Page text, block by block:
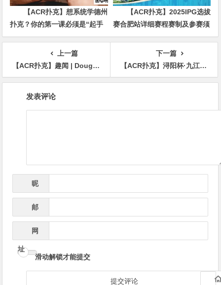
【ACR扑克】想系统学德州
扑克？你的第一课必须是“起手
牌范围”
【ACR扑克】2025IPG选拔
赛合肥站详细赛程赛制及参赛须
知发布（更新版）
上一篇
【ACR扑克】趣闻 | Doug Polk和Mike Matusow的单挑对决被提上了日程
下一篇
【ACR扑克】浔阳杯·九江红强开业赛丨27人挺进奖励圈，TOM手拿84.6万记分牌独领风骚，冠军即将产生！
发表评论
昵
邮
网
址
滑动解锁才能提交